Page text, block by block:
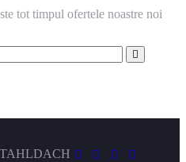
tot timpul ofertele noastre noi